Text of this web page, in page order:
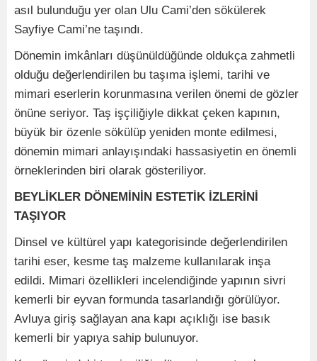
asıl bulunduğu yer olan Ulu Cami’den sökülerek
Sayfiye Cami’ne taşındı.
Dönemin imkânları düşünüldüğünde oldukça zahmetli
olduğu değerlendirilen bu taşıma işlemi, tarihi ve
mimari eserlerin korunmasına verilen önemi de gözler
önüne seriyor. Taş işçiliğiyle dikkat çeken kapının,
büyük bir özenle sökülüp yeniden monte edilmesi,
dönemin mimari anlayışındaki hassasiyetin en önemli
örneklerinden biri olarak gösteriliyor.
BEYLİKLER DÖNEMİNİN ESTETİK İZLERİNİ
TAŞIYOR
Dinsel ve kültürel yapı kategorisinde değerlendirilen
tarihi eser, kesme taş malzeme kullanılarak inşa
edildi. Mimari özellikleri incelendiğinde yapının sivri
kemerli bir eyvan formunda tasarlandığı görülüyor.
Avluya giriş sağlayan ana kapı açıklığı ise basık
kemerli bir yapıya sahip bulunuyor.